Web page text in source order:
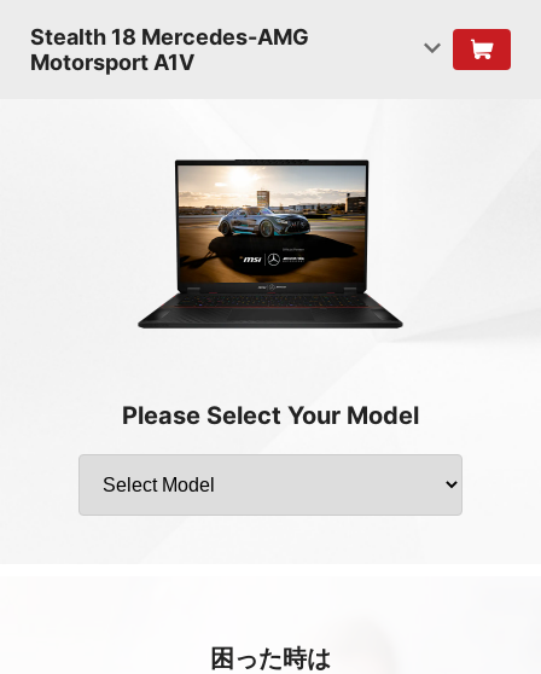
Stealth 18 Mercedes-AMG
Motorsport A1V
Please Select Your Model
困った時は